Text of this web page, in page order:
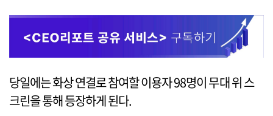
당일에는 화상 연결로 참여할 이용자 98명이 무대 위 스
크린을 통해 등장하게 된다.